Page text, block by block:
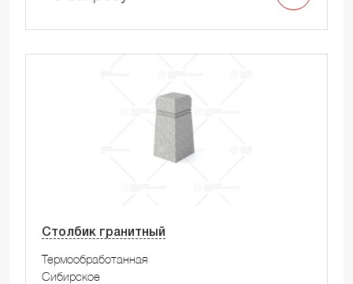
Столбик гранитный
Термообработанная
Сибирское